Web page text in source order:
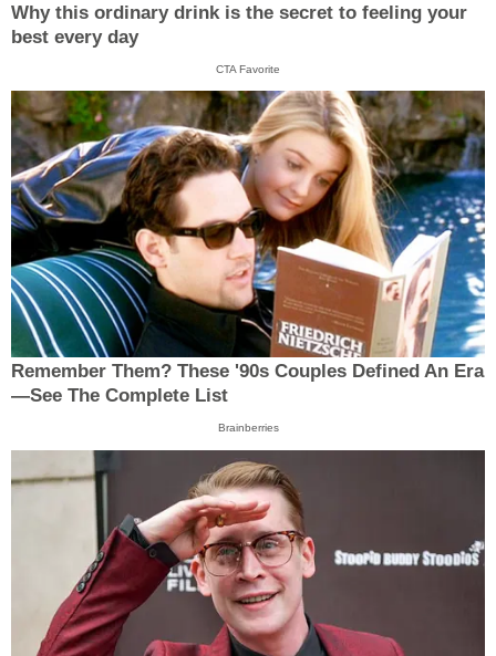
Why this ordinary drink is the secret to feeling your
best every day
CTA Favorite
Remember Them? These '90s Couples Defined An Era
—See The Complete List
Brainberries